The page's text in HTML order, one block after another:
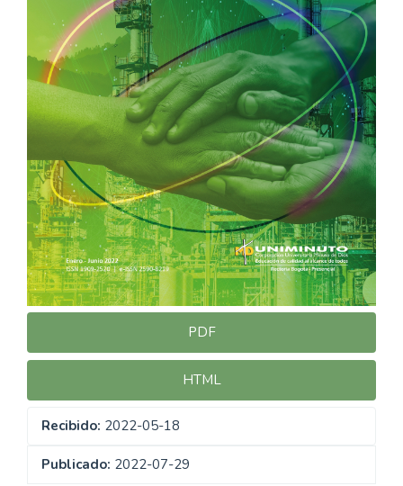
PDF
HTML
Recibido: 2022-05-18
Publicado: 2022-07-29